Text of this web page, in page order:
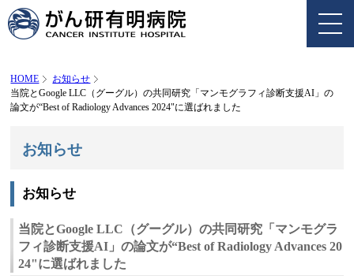
HOME
お知らせ
当院とGoogle LLC（グーグル）の共同研究「マンモグラフィ診断支援AI」の
論文が“Best of Radiology Advances 2024"に選ばれました
お知らせ
お知らせ
当院とGoogle LLC（グーグル）の共同研究「マンモグラ
フィ診断支援AI」の論文が“Best of Radiology Advances 20
24"に選ばれました